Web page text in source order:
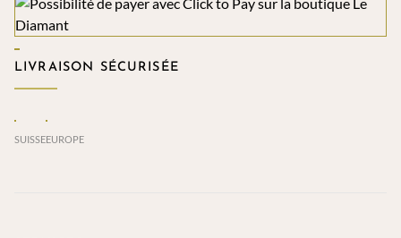
LIVRAISON SÉCURISÉE
SUISSEEUROPE